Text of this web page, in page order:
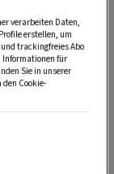
verarbeiten Daten,
erstellen, um
trackingfreies Abo
Informationen für
Sie in unserer
Cookie-